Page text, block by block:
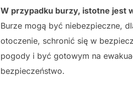
W przypadku burzy, istotne jest
Burze mogą być niebezpieczne,
otoczenie, schronić się w
pogody i być gotowym na
bezpieczeństwo.